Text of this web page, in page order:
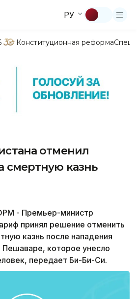
РУ
Конституционная реформа
отменил
смертную казнь
- Премьер-министр
принял решение отменить
казнь после нападения
Пешаваре, которое унесло
передает Би-Би-Си.